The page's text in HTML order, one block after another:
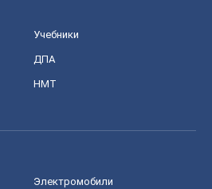
Учебники
ДПА
НМТ
Электромобили